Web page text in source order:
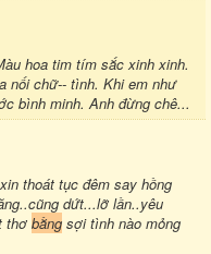
hoa tim tím sắc xinh xinh.
nối chữ-- tình. Khi em như
bình minh. Anh đừng chê...
thoát tục đêm say hồng
dứt...lỡ lần..yêu
thơ bằng sợi tình nào mỏng